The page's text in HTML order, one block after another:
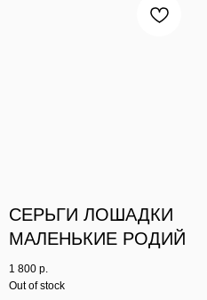
СЕРЬГИ ЛОШАДКИ
МАЛЕНЬКИЕ РОДИЙ
1 800 р.
Out of stock